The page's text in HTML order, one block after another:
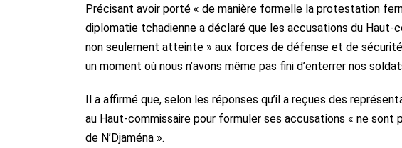
Précisant avoir porté « de manière formelle la protestation
diplomatie tchadienne a déclaré que les accusations du Haut-
non seulement atteinte » aux forces de défense et de
un moment où nous n’avons même pas fini d’enterrer nos
Il a affirmé que, selon les réponses qu’il a reçues des
au Haut-commissaire pour formuler ses accusations « ne
de N’Djaména ».